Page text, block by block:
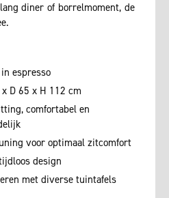
diner of borrelmoment, de
espresso
D 65 x H 112 cm
comfortabel en
voor optimaal zitcomfort
design
met diverse tuintafels